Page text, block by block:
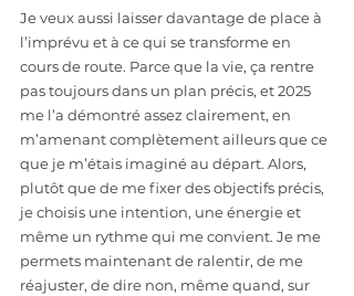
Je veux aussi laisser davantage de place à
l’imprévu et à ce qui se transforme en
cours de route. Parce que la vie, ça rentre
pas toujours dans un plan précis, et 2025
me l’a démontré assez clairement, en
m’amenant complètement ailleurs que ce
que je m’étais imaginé au départ. Alors,
plutôt que de me fixer des objectifs précis,
je choisis une intention, une énergie et
même un rythme qui me convient. Je me
permets maintenant de ralentir, de me
réajuster, de dire non, même quand, sur